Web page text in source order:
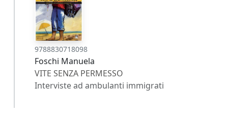
9788830718098
Foschi Manuela
VITE SENZA PERMESSO
Interviste ad ambulanti immigrati